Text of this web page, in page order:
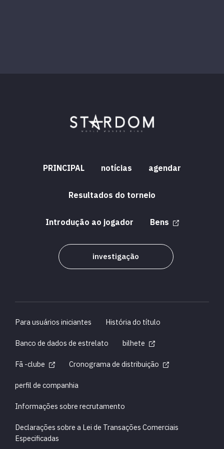
PRINCIPAL notícias agendar
Resultados do torneio
Introdução ao jogador Bens
investigação
Para usuários iniciantes
História do título
Banco de dados de estrelato
bilhete
Fã -clube
Cronograma de distribuição
perfil de companhia
Informações sobre recrutamento
Declarações sobre a Lei de Transações Comerciais
Especificadas